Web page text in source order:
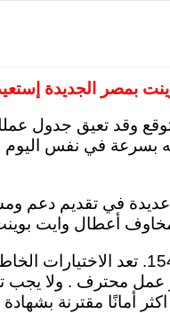
بمصر الجديدة
وقد تعيق جدول
بسرعة في نفس
عديدة في تقديم
أعطال وايت
إذا كنت تواجه صعوبة في مهام أحد
محترف . ولا يجب
أمانًا مقترنة